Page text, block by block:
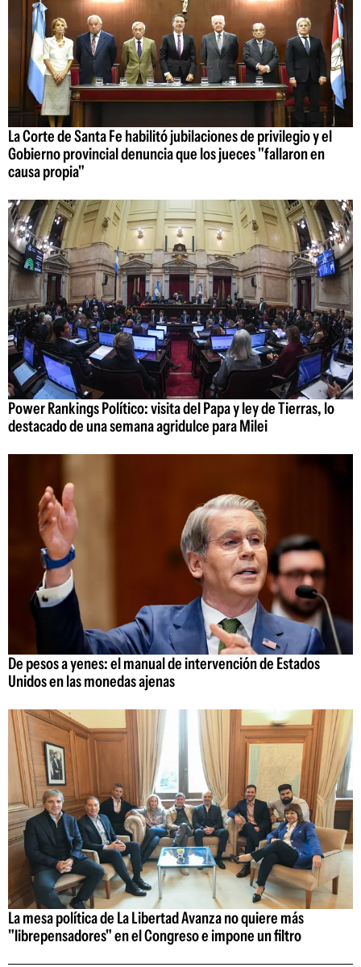
La Corte de Santa Fe habilitó jubilaciones de privilegio y el
Gobierno provincial denuncia que los jueces "fallaron en
causa propia"
Power Rankings Político: visita del Papa y ley de Tierras, lo
destacado de una semana agridulce para Milei
De pesos a yenes: el manual de intervención de Estados
Unidos en las monedas ajenas
La mesa política de La Libertad Avanza no quiere más
"librepensadores" en el Congreso e impone un filtro